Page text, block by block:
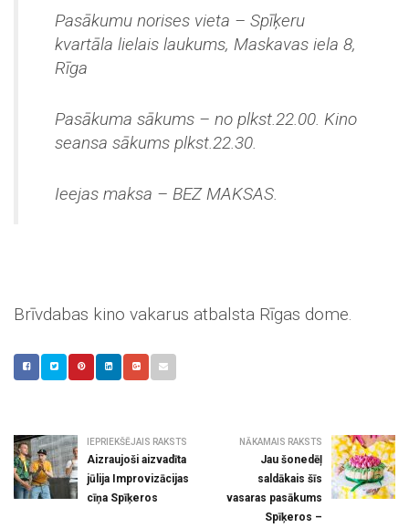
Pasākumu norises vieta – Spīķeru
kvartāla lielais laukums, Maskavas iela 8,
Rīga
Pasākuma sākums – no plkst.22.00. Kino
seansa sākums plkst.22.30.
Ieejas maksa – BEZ MAKSAS.
Brīvdabas kino vakarus atbalsta Rīgas dome.
IEPRIEKŠĒJAIS RAKSTS
Aizraujoši aizvadīta
jūlija Improvizācijas
cīņa Spīķeros
NĀKAMAIS RAKSTS
Jau šonedēļ
saldākais šīs
vasaras pasākums
Spīķeros –